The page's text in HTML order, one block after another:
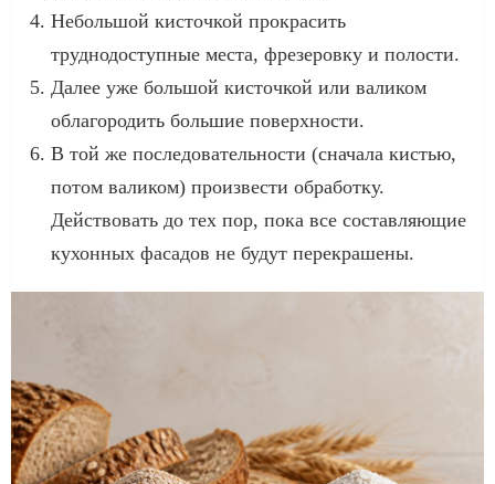
Небольшой кисточкой прокрасить
труднодоступные места, фрезеровку и полости.
Далее уже большой кисточкой или валиком
облагородить большие поверхности.
В той же последовательности (сначала кистью,
потом валиком) произвести обработку.
Действовать до тех пор, пока все составляющие
кухонных фасадов не будут перекрашены.